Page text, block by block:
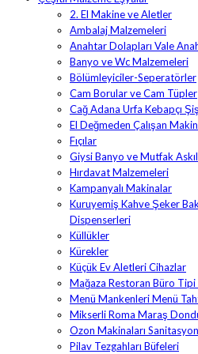
2. El Makine ve Aletler
Ambalaj Malzemeleri
Anahtar Dolapları Vale
Banyo ve Wc Malzemeleri
Bölümleyiciler-Seperatörler
Cam Borular ve Cam Tüpler
Cağ Adana Urfa Kebapçı
El Değmeden Çalışan
Fıçılar
Giysi Banyo ve Mutfak
Hırdavat Malzemeleri
Kampanyalı Makinalar
Kuruyemiş Kahve Şeker
Dispenserleri
Küllükler
Kürekler
Küçük Ev Aletleri Cihazlar
Mağaza Restoran Büro
Menü Mankenleri Menü
Mikserli Roma Maraş
Ozon Makinaları
Pilav Tezgahları Büfeleri